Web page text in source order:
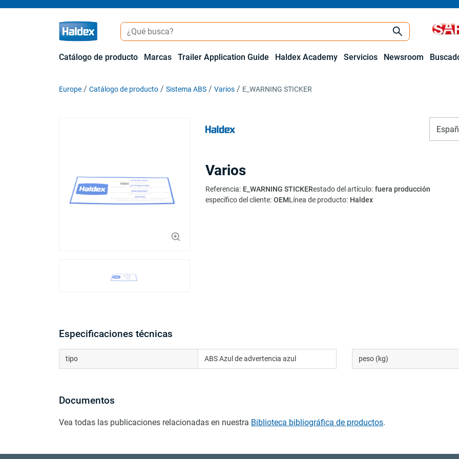
Catálogo de producto Marcas Trailer Application Guide Haldex Academy Servicios Newsroom
Europe Catálogo de producto Sistema ABS Varios E_WARNING STICKER
Varios
Referencia: E_WARNING STICKERestado del artículo: fuera producción
específico del cliente: OEMLínea de producto: Haldex
Especificaciones técnicas
tipo ABS Azul de advertencia azul peso (kg)
Documentos
Vea todas las publicaciones relacionadas en nuestra Biblioteca bibliográfica de productos.